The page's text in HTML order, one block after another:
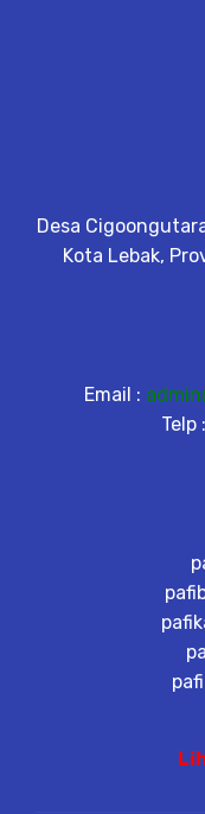
Desa
Kota Lebak,
Email :
Telp